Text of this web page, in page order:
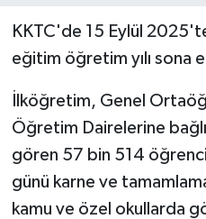
KKTC'de 15 Eylül
eğitim öğretim yılı sona
İlköğretim, Genel
Öğretim Dairelerine
gören 57 bin 514
günü karne ve
kamu ve özel okullarda
KÜLTÜR SANAT
LAPTA
MAGAZİN